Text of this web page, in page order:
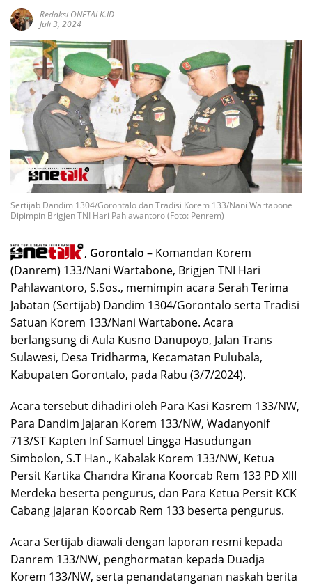
Redaksi ONETALK.ID
Juli 3, 2024
Sertijab Dandim 1304/Gorontalo dan Tradisi Korem 133/Nani Wartabone
Dipimpin Brigjen TNI Hari Pahlawantoro (Foto: Penrem)
, Gorontalo – Komandan Korem
(Danrem) 133/Nani Wartabone, Brigjen TNI Hari
Pahlawantoro, S.Sos., memimpin acara Serah Terima
Jabatan (Sertijab) Dandim 1304/Gorontalo serta Tradisi
Satuan Korem 133/Nani Wartabone. Acara
berlangsung di Aula Kusno Danupoyo, Jalan Trans
Sulawesi, Desa Tridharma, Kecamatan Pulubala,
Kabupaten Gorontalo, pada Rabu (3/7/2024).
Acara tersebut dihadiri oleh Para Kasi Kasrem 133/NW,
Para Dandim Jajaran Korem 133/NW, Wadanyonif
713/ST Kapten Inf Samuel Lingga Hasudungan
Simbolon, S.T Han., Kabalak Korem 133/NW, Ketua
Persit Kartika Chandra Kirana Koorcab Rem 133 PD XIII
Merdeka beserta pengurus, dan Para Ketua Persit KCK
Cabang jajaran Koorcab Rem 133 beserta pengurus.
Acara Sertijab diawali dengan laporan resmi kepada
Danrem 133/NW, penghormatan kepada Duadja
Korem 133/NW, serta penandatanganan naskah berita